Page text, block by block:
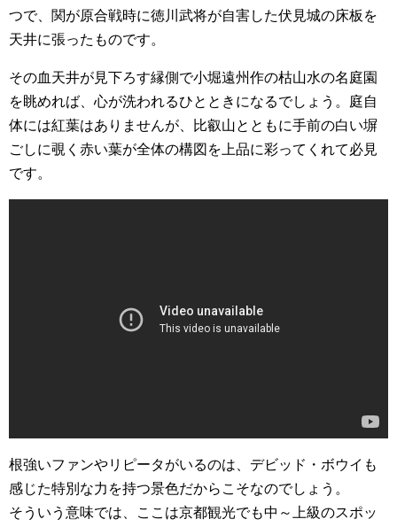
つで、関が原合戦時に徳川武将が自害した伏見城の床板を
天井に張ったものです。
その血天井が見下ろす縁側で小堀遠州作の枯山水の名庭園
を眺めれば、心が洗われるひとときになるでしょう。庭自
体には紅葉はありませんが、比叡山とともに手前の白い塀
ごしに覗く赤い葉が全体の構図を上品に彩ってくれて必見
です。
根強いファンやリピータがいるのは、デビッド・ボウイも
感じた特別な力を持つ景色だからこそなのでしょう。
そういう意味では、ここは京都観光でも中～上級のスポッ